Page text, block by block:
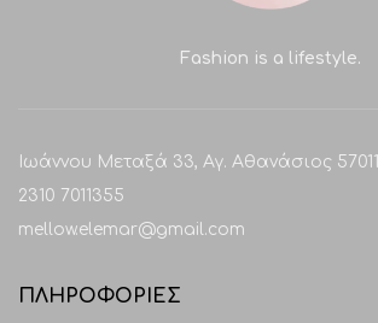
Fashion is a lifestyle.
Ιωάννου Μεταξά 33, Αγ. Αθανάσιος 57011
2310 7011355
mellow.elemar@gmail.com
ΠΛΗΡΟΦΟΡΙΕΣ